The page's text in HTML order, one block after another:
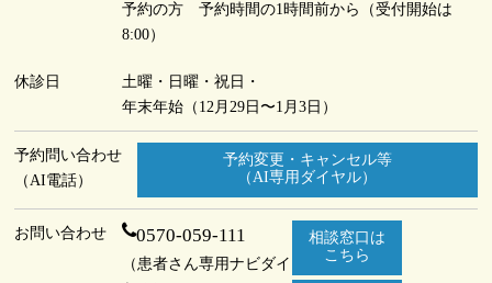
予約の方 予約時間の1時間前から（受付開始は
8:00）
休診日
土曜・日曜・祝日・
年末年始（12月29日〜1月3日）
予約問い合わせ
（AI電話）
予約変更・キャンセル等
（AI専用ダイヤル）
お問い合わせ 0570-059-111
（患者さん専用ナビダイ
相談窓口は
こちら